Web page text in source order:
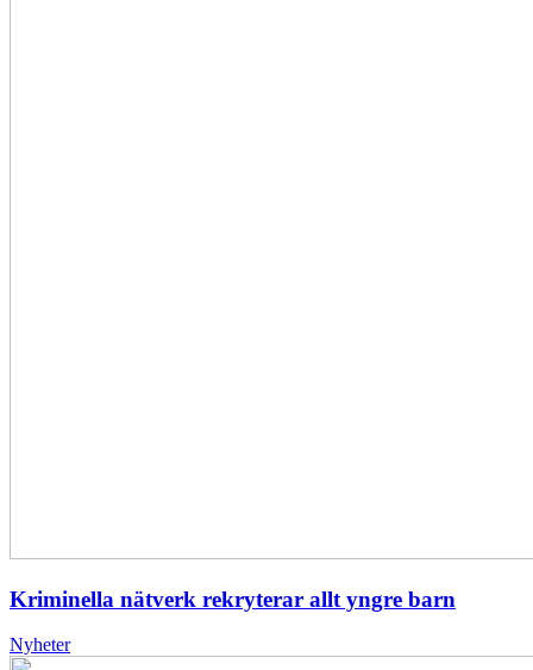
Kriminella nätverk rekryterar allt yngre barn
Nyheter